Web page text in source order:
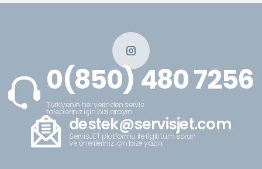
0(850) 480 7256
Türkiyenin her yerinden servis
talepleriniz için bizi arayın.
destek@servisjet.com
ServisJET platformu ile ilgili tüm sorun
ve önerileriniz için bize yazın.